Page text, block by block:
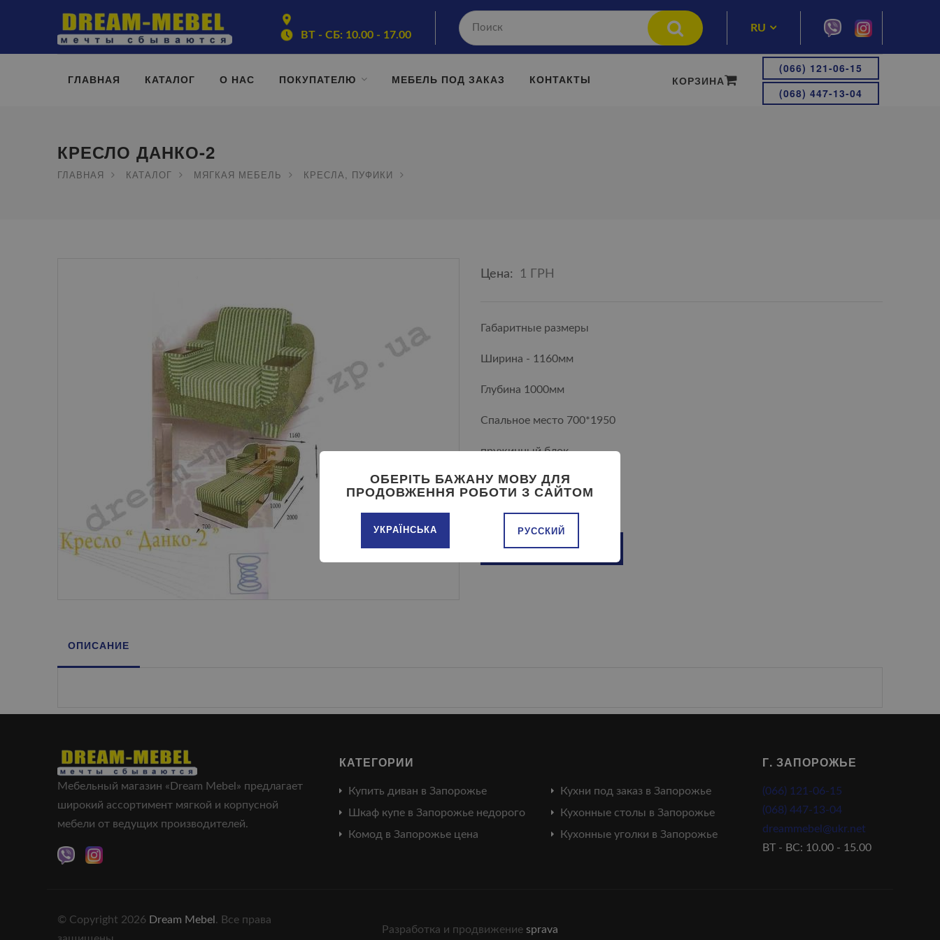
ВТ - СБ: 10.00 - 17.00
RU
ГЛАВНАЯ КАТАЛОГ О НАС ПОКУПАТЕЛЮ МЕБЕЛЬ ПОД ЗАКАЗ КОНТАКТЫ
(066) 121-06-15
(068) 447-13-04
КОРЗИНА
КРЕСЛО ДАНКО-2
ГЛАВНАЯ КАТАЛОГ МЯГКАЯ МЕБЕЛЬ КРЕСЛА, ПУФИКИ
Цена: 1 ГРН
Габаритные размеры
Ширина - 1160мм
Глубина 1000мм
Спальное место 700*1950
пружинный блок
ДОБАВИТЬ В КОРЗИНУ
ОПИСАНИЕ
Мебельный магазин «Dream Mebel» предлагает
широкий ассортимент мягкой и корпусной
мебели от ведущих производителей.
КАТЕГОРИИ
Купить диван в Запорожье
Шкаф купе в Запорожье недорого
Комод в Запорожье цена
Кухни под заказ в Запорожье
Кухонные столы в Запорожье
Кухонные уголки в Запорожье
Г. ЗАПОРОЖЬЕ
(066) 121-06-15
(068) 447-13-04
dreammebel@ukr.net
ВТ - ВС: 10.00 - 15.00
© Copyright 2026 Dream Mebel . Все права
Разработка и продвижение sprava
ОБЕРІТЬ БАЖАНУ МОВУ ДЛЯ
ПРОДОВЖЕННЯ РОБОТИ З САЙТОМ
УКРАЇНСЬКА РУССКИЙ